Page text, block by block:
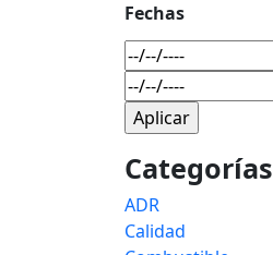
Fechas
Categorías
ADR
Calidad